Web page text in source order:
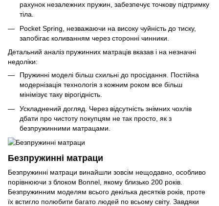
рахунок незалежних пружин, забезпечує точкову підтримку
тіла.
Pocket Spring, незважаючи на високу чуйність до тиску,
запобігає коливанням через сторонні чинники.
Детальний аналіз пружинних матраців вказав і на незначні
недоліки:
Пружинні моделі більш схильні до просідання. Постійна
модернізація технологія з кожним роком все більш
мінімізує таку вірогідність.
Ускладнений догляд. Через відсутність знімних чохлів
дбати про чистоту покупцям не так просто, як з
безпружинними матрацами.
Безпружинні матраци
Безпружинні матраци винайшли зовсім нещодавно, особливо
порівнюючи з блоком Bonnel, якому близько 200 років.
Безпружинним моделям всього декілька десятків років, проте
їх встигло полюбити багато людей по всьому світу. Завдяки